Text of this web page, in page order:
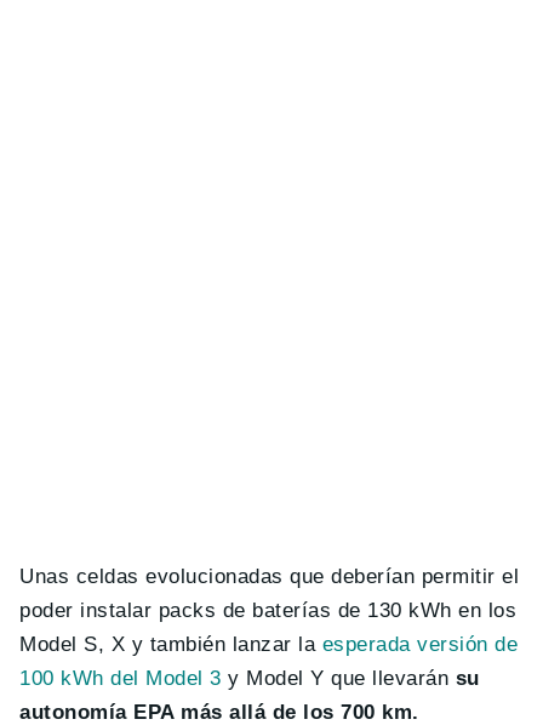
Unas celdas evolucionadas que deberían permitir el
poder instalar packs de baterías de 130 kWh en los
Model S, X y también lanzar la esperada versión de
100 kWh del Model 3 y Model Y que llevarán su
autonomía EPA más allá de los 700 km.